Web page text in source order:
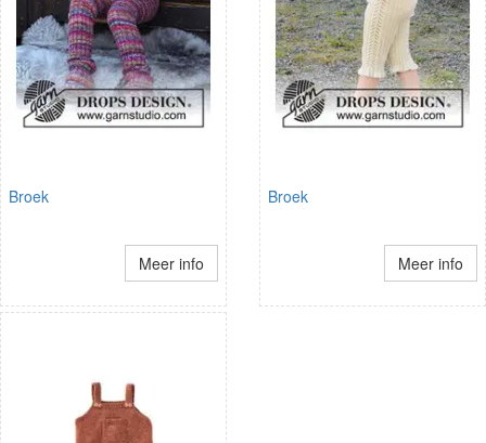
Broek
Meer info
Broek
Meer info